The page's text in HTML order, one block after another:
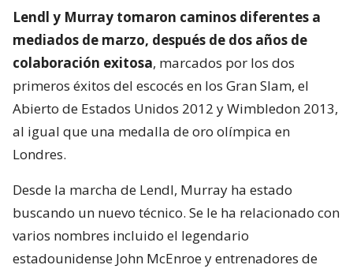
Lendl y Murray tomaron caminos diferentes a
mediados de marzo, después de dos años de
colaboración exitosa, marcados por los dos
primeros éxitos del escocés en los Gran Slam, el
Abierto de Estados Unidos 2012 y Wimbledon 2013,
al igual que una medalla de oro olímpica en
Londres.
Desde la marcha de Lendl, Murray ha estado
buscando un nuevo técnico. Se le ha relacionado con
varios nombres incluido el legendario
estadounidense John McEnroe y entrenadores de